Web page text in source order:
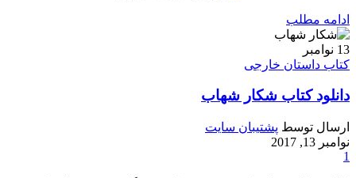
ادامه مطلب
13 نوامبر
کتاب داستان خارجی
دانلود کتاب شکار شهاب
ارسال توسط پشتیبان سایت
نوامبر 13, 2017
1